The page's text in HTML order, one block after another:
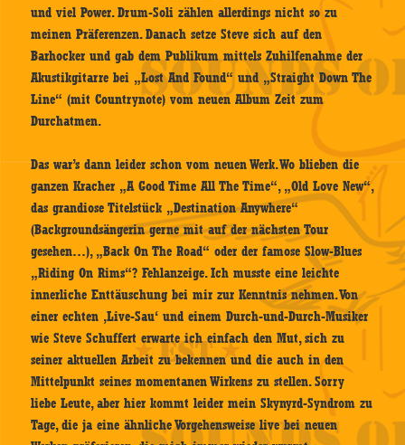
und viel Power. Drum-Soli zählen allerdings nicht so zu
meinen Präferenzen. Danach setze Steve sich auf den
Barhocker und gab dem Publikum mittels Zuhilfenahme der
Akustikgitarre bei „Lost And Found“ und „Straight Down The
Line“ (mit Countrynote) vom neuen Album Zeit zum
Durchatmen.
Das war’s dann leider schon vom neuen Werk. Wo blieben die
ganzen Kracher „A Good Time All The Time“, „Old Love New“,
das grandiose Titelstück „Destination Anywhere“
(Backgroundsängerin gerne mit auf der nächsten Tour
gesehen…), „Back On The Road“ oder der famose Slow-Blues
„Riding On Rims“? Fehlanzeige. Ich musste eine leichte
innerliche Enttäuschung bei mir zur Kenntnis nehmen. Von
einer echten ‚Live-Sau‘ und einem Durch-und-Durch-Musiker
wie Steve Schuffert erwarte ich einfach den Mut, sich zu
seiner aktuellen Arbeit zu bekennen und die auch in den
Mittelpunkt seines momentanen Wirkens zu stellen. Sorry
liebe Leute, aber hier kommt leider mein Skynyrd-Syndrom zu
Tage, die ja eine ähnliche Vorgehensweise live bei neuen